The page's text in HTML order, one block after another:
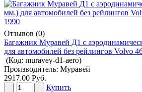
Отзывов (0)
Багажник Муравей Д1 с
для автомобилей без рейлингов Volvo
(Код: muravey-d1-aero)
Производитель: Муравей
2917.00 Руб.
Купить